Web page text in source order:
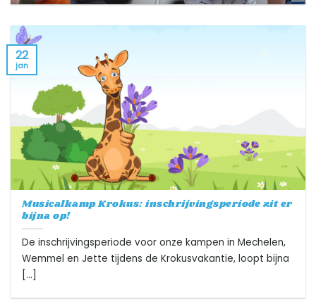
Musicalkamp Krokus: inschrijvingsperiode zit er
bijna op!
De inschrijvingsperiode voor onze kampen in Mechelen,
Wemmel en Jette tijdens de Krokusvakantie, loopt bijna
[...]
22
jan